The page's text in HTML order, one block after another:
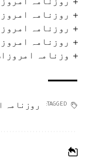
روزنامہ
روزنامہ
روزنامہ
وزنامہ امروزاسلام
TAGGED: روزنامہ